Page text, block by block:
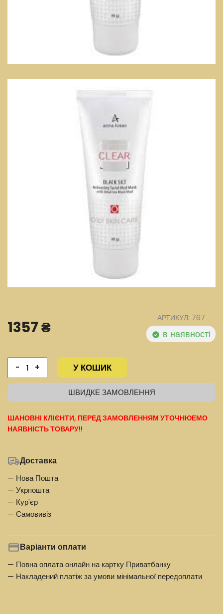
1357 ₴ АРТИКУЛ: 767
в наявності
- + У КОШИК
ШВИДКЕ ЗАМОВЛЕННЯ
ШАНОВНІ КЛІЄНТИ, ПЕРЕД ЗАМОВЛЕННЯМ УТОЧНЮЕМО
НАЯВНІСТЬ ТОВАРУ!!
Доставка
— Нова Пошта
— Укрпошта
— Кур'єр
— Самовивіз
Варіанти оплати
— Повна оплата онлайн на картку Приватбанку
— Накладений платіж за умови мінімальної передоплати